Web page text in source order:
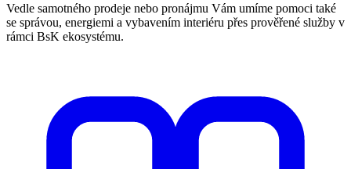
Vedle samotného prodeje nebo pronájmu Vám umíme pomoci také
se správou, energiemi a vybavením interiéru přes prověřené služby v
rámci BsK ekosystému.